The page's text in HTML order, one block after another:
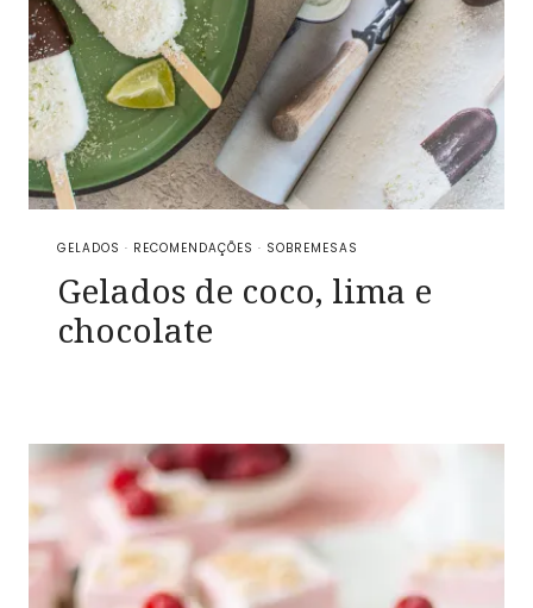
GELADOS · RECOMENDAÇÕES · SOBREMESAS
Gelados de coco, lima e
chocolate